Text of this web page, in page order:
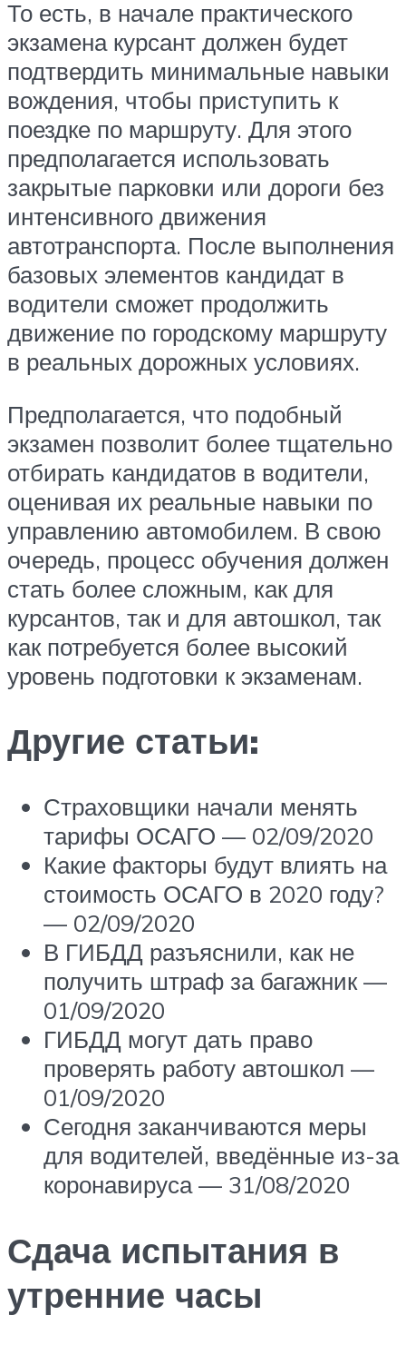
То есть, в начале практического
экзамена курсант должен будет
подтвердить минимальные навыки
вождения, чтобы приступить к
поездке по маршруту. Для этого
предполагается использовать
закрытые парковки или дороги без
интенсивного движения
автотранспорта. После выполнения
базовых элементов кандидат в
водители сможет продолжить
движение по городскому маршруту
в реальных дорожных условиях.
Предполагается, что подобный
экзамен позволит более тщательно
отбирать кандидатов в водители,
оценивая их реальные навыки по
управлению автомобилем. В свою
очередь, процесс обучения должен
стать более сложным, как для
курсантов, так и для автошкол, так
как потребуется более высокий
уровень подготовки к экзаменам.
Другие статьи:
Страховщики начали менять
тарифы ОСАГО — 02/09/2020
Какие факторы будут влиять на
стоимость ОСАГО в 2020 году?
— 02/09/2020
В ГИБДД разъяснили, как не
получить штраф за багажник —
01/09/2020
ГИБДД могут дать право
проверять работу автошкол —
01/09/2020
Сегодня заканчиваются меры
для водителей, введённые из-за
коронавируса — 31/08/2020
Сдача испытания в
утренние часы